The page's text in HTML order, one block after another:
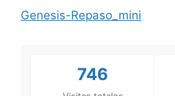
Genesis-Repaso_mini
746